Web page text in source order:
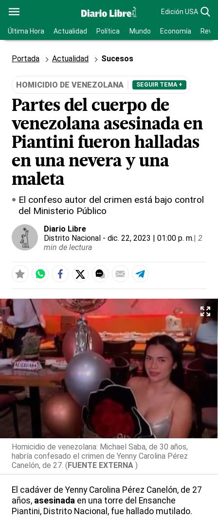
Edición USA
Última Hora Actualidad Política Mundo Economía
Portada Actualidad Sucesos
HOMICIDIO DE VENEZOLANA SEGUIR TEMA +
Partes del cuerpo de
venezolana asesinada en
Piantini fueron halladas
en una nevera y una
maleta
El confeso autor del crimen está bajo control
del Ministerio Público
Diario Libre
Distrito Nacional - dic. 22, 2023 | 01:00 p. m.| 2
min de lectura
Homicidio de venezolana: Michael Saba, de 30 años,
habría confesado el crimen de Yenny Carolina Pérez
Canelón, de 27. (FUENTE EXTERNA )
El cadáver de Yenny Carolina Pérez Canelón, de 27
años, asesinada en una torre del Ensanche
Piantini, Distrito Nacional, fue hallado mutilado.